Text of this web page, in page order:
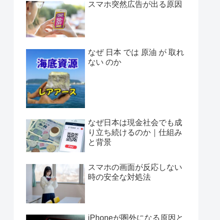
スマホ突然広告が出る原因
なぜ 日本 では 原油 が 取れ
ない のか
なぜ日本は現金社会でも成
り立ち続けるのか｜仕組み
と背景
スマホの画面が反応しない
時の安全な対処法
iPhoneが圏外になる原因と